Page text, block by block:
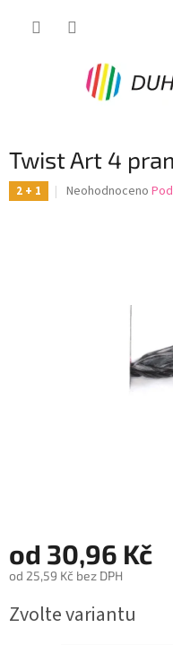
Twist Art 4
2 + 1
Průměrné
Neohodnoceno
od 30,96 Kč
od 25,59 Kč bez DPH
cena:
Zvolte variantu